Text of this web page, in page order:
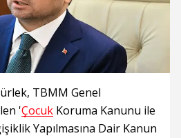
TBMM Genel
'Çocuk Koruma Kanunu ile
Yapılmasına Dair Kanun